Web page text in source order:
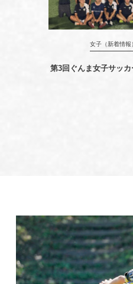
女子（新着情報
第3回ぐんま女子サッ